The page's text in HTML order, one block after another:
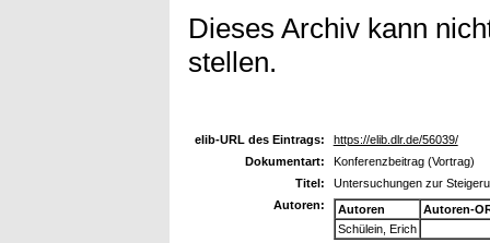
Dieses Archiv kann
stellen.
elib-URL des Eintrags:
https://elib.dlr.de/56039/
Dokumentart:
Konferenzbeitrag (Vortrag)
Titel:
Untersuchungen zur
Autoren:
Autoren
Autoren-
Schülein, Erich